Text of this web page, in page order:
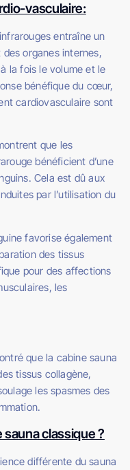
vasculaire:
entraîne un
organes internes,
la fois le volume et le
bénéfique du cœur,
cardiovasculaire sont
que les
bénéficient d’une
Cela est dû aux
par l’utilisation du
favorise également
des tissus
pour des affections
les
que la cabine sauna
tissus collagène,
les spasmes des
classique ?
différente du sauna